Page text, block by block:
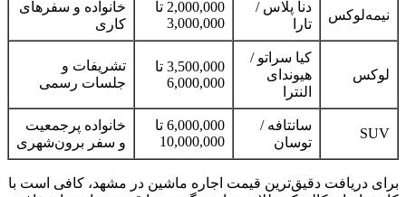
نیمه‌لوکس
دنا پلاس /
تارا
2,000,000 تا
3,000,000
خانواده و سفرهای
کاری
لوکس
کیا سراتو /
هیوندای
النترا
3,500,000 تا
6,000,000
تشریفات و
جلسات رسمی
SUV
سانتافه /
توسان
6,000,000 تا
10,000,000
خانواده پرجمعیت
و سفر برون‌شهری
برای دریافت دقیق‌ترین قیمت اجاره ماشین در مشهد، کافی است با